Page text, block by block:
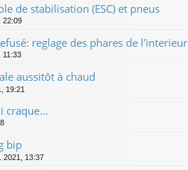
de stabilisation (ESC) et pneus
22:09
reglage des phares de l'interieur
11:33
aussitôt à chaud
19:21
craque...
bip
2021, 13:37